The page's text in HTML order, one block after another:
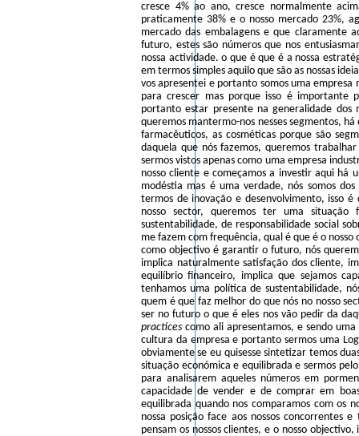
cresce 4% ao ano, cresce normalmente
praticamente 38% e o nosso mercado 23%,
mercado das embalagens e que claramente
futuro, estes são números que nos
nossa actividade. o que é que é a nossa
em termos simples aquilo que são as nossas
vos apresentei e portanto somos uma
para crescer mas porque isso é importante
portanto estar presente na generalidade dos
queremos mantermo-nos nesses segmentos,
farmacêuticos, as cosméticas porque são
daquela que nós fazemos, queremos
sermos vistos apenas como uma empresa
nosso cliente e começamos a investir aqui há
modéstia mas é uma verdade, nós somos
termos de inovação e desenvolvimento, isso
nosso sector, queremos ter uma
sustentabilidade, de responsabilidade social
me fazem com frequência, qual é que é o
como objectivo é garantir o futuro, nós
implica naturalmente satisfação dos cliente,
equilíbrio financeiro, implica que sejamos
tenhamos uma política de sustentabilidade,
quem é que faz melhor do que nós no nosso
ser no futuro o que é eles nos vão pedir da
practicescomo ali apresentamos, e sendo
cultura da empresa e portanto sermos uma
obviamente se eu quisesse sintetizar temos
situação económica e equilibrada e sermos
para analisarem aqueles números em
capacidade de vender e de comprar em
equilibrada quando nos comparamos com os
nossa posição face aos nossos concorrentes
pensam os nossos clientes, e o nosso